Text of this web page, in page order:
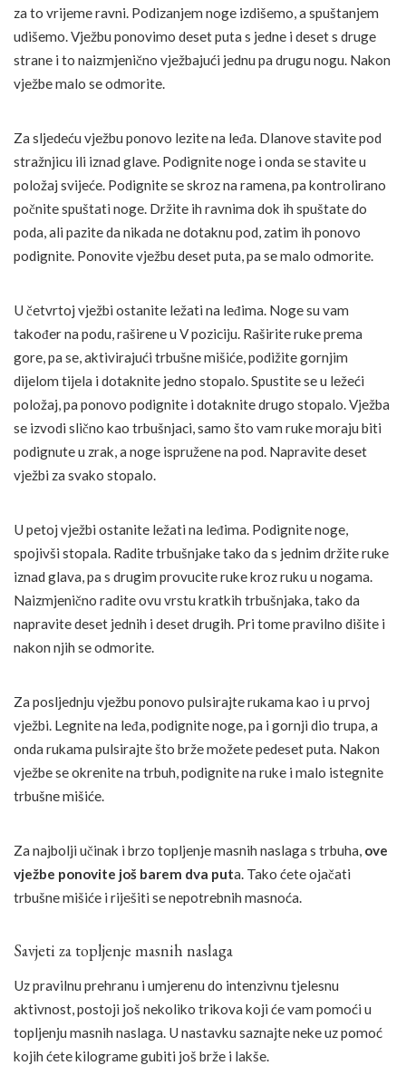
za to vrijeme ravni. Podizanjem noge izdišemo, a spuštanjem
udišemo. Vježbu ponovimo deset puta s jedne i deset s druge
strane i to naizmjenično vježbajući jednu pa drugu nogu. Nakon
vježbe malo se odmorite.
Za sljedeću vježbu ponovo lezite na leđa. Dlanove stavite pod
stražnjicu ili iznad glave. Podignite noge i onda se stavite u
položaj svijeće. Podignite se skroz na ramena, pa kontrolirano
počnite spuštati noge. Držite ih ravnima dok ih spuštate do
poda, ali pazite da nikada ne dotaknu pod, zatim ih ponovo
podignite. Ponovite vježbu deset puta, pa se malo odmorite.
U četvrtoj vježbi ostanite ležati na leđima. Noge su vam
također na podu, raširene u V poziciju. Raširite ruke prema
gore, pa se, aktivirajući trbušne mišiće, podižite gornjim
dijelom tijela i dotaknite jedno stopalo. Spustite se u ležeći
položaj, pa ponovo podignite i dotaknite drugo stopalo. Vježba
se izvodi slično kao trbušnjaci, samo što vam ruke moraju biti
podignute u zrak, a noge ispružene na pod. Napravite deset
vježbi za svako stopalo.
U petoj vježbi ostanite ležati na leđima. Podignite noge,
spojivši stopala. Radite trbušnjake tako da s jednim držite ruke
iznad glava, pa s drugim provucite ruke kroz ruku u nogama.
Naizmjenično radite ovu vrstu kratkih trbušnjaka, tako da
napravite deset jednih i deset drugih. Pri tome pravilno dišite i
nakon njih se odmorite.
Za posljednju vježbu ponovo pulsirajte rukama kao i u prvoj
vježbi. Legnite na leđa, podignite noge, pa i gornji dio trupa, a
onda rukama pulsirajte što brže možete pedeset puta. Nakon
vježbe se okrenite na trbuh, podignite na ruke i malo istegnite
trbušne mišiće.
Za najbolji učinak i brzo topljenje masnih naslaga s trbuha, ove
vježbe ponovite još barem dva puta. Tako ćete ojačati
trbušne mišiće i riješiti se nepotrebnih masnoća.
Savjeti za topljenje masnih naslaga
Uz pravilnu prehranu i umjerenu do intenzivnu tjelesnu
aktivnost, postoji još nekoliko trikova koji će vam pomoći u
topljenju masnih naslaga. U nastavku saznajte neke uz pomoć
kojih ćete kilograme gubiti još brže i lakše.